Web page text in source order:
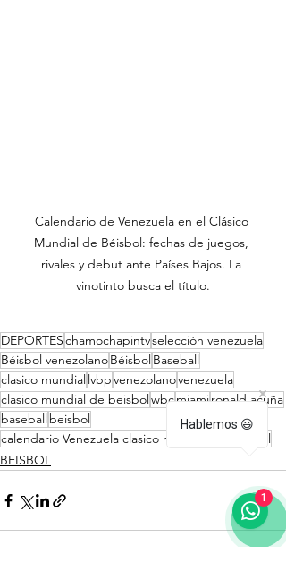
Calendario de Venezuela en el Clásico
Mundial de Béisbol: fechas de juegos,
rivales y debut ante Países Bajos. La
vinotinto busca el título.
DEPORTESchamochapintvselección venezuela
Béisbol venezolanoBéisbolBaseball
clasico mundiallvbpvenezolanovenezuela
clasico mundial de beisbolwbcmiamironald acuña
baseballbeisbol
calendario Venezuela clasico mundial de beisbol
BEISBOL
Hablemos 😃
1